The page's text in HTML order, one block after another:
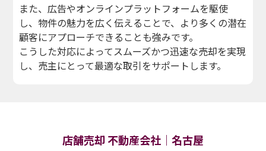
また、広告やオンラインプラットフォームを駆使
し、物件の魅力を広く伝えることで、より多くの潜在
顧客にアプローチできることも強みです。
こうした対応によってスムーズかつ迅速な売却を実現
し、売主にとって最適な取引をサポートします。
店舗売却 不動産会社｜名古屋